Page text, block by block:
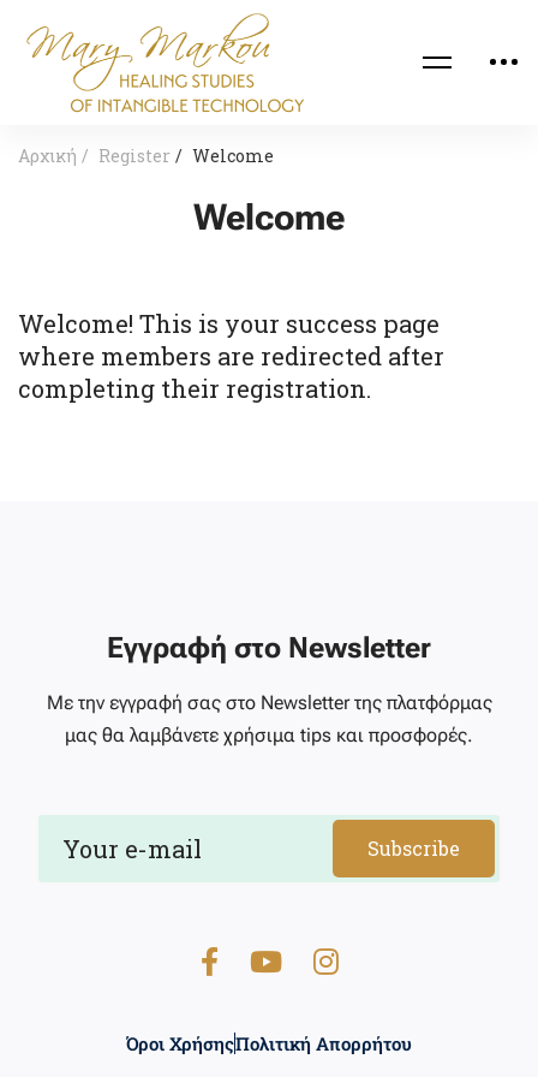
Αρχική Register Welcome
Welcome
Welcome! This is your success page
where members are redirected after
completing their registration.
Εγγραφή στο Newsletter
Με την εγγραφή σας στο Newsletter της πλατφόρμας
μας θα λαμβάνετε χρήσιμα tips και προσφορές.
Subscribe
Όροι ΧρήσηςΠολιτική Απορρήτου